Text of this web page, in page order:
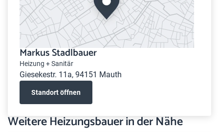
Markus Stadlbauer
Heizung + Sanitär
Giesekestr. 11a, 94151 Mauth
Standort öffnen
Weitere Heizungsbauer in der Nähe